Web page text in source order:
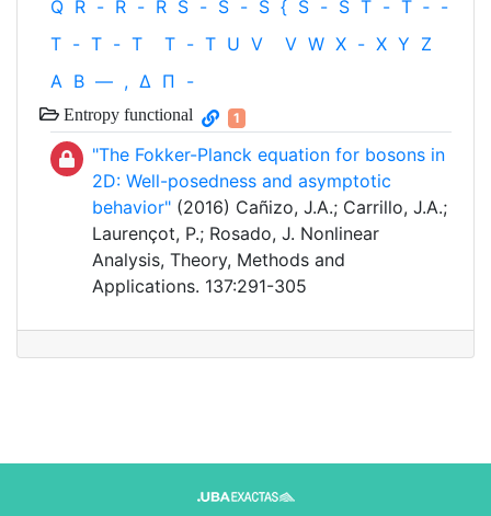
Q R - R - R S - S - S { S - S T - T ‐ -
T - T - T T - T U V V W X - X Y Z
Α Β — , Δ Π -
Entropy functional 1
"The Fokker-Planck equation for bosons in
2D: Well-posedness and asymptotic
behavior" (2016) Cañizo, J.A.; Carrillo, J.A.;
Laurençot, P.; Rosado, J. Nonlinear
Analysis, Theory, Methods and
Applications. 137:291-305